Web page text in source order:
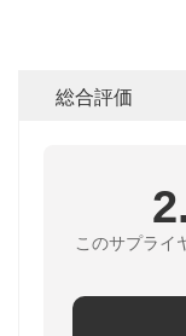
総合評価
このサプライ